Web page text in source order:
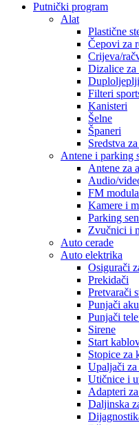
Putnički program
Alat
Plastične
Čepovi za
Crijeva/
Dizalice za
Filteri
Kanisteri
Šelne
Španeri
Sredstva
Antene i parking
Antene za
Audio/
FM
Kamere i
Parking
Zvučnici i
Auto cerade
Auto elektrika
Osigurači
Prekidači
Pretvarači
Punjači
Punjači
Sirene
Start
Stopice za
Upaljači za
Utičnice i
Adapteri
Daljinska